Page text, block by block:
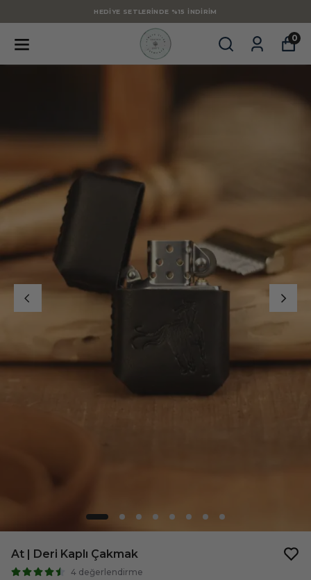
HEDIYE SETLERINDE %15 İNDIRIM
0
At | Deri Kaplı Çakmak
4 değerlendirme